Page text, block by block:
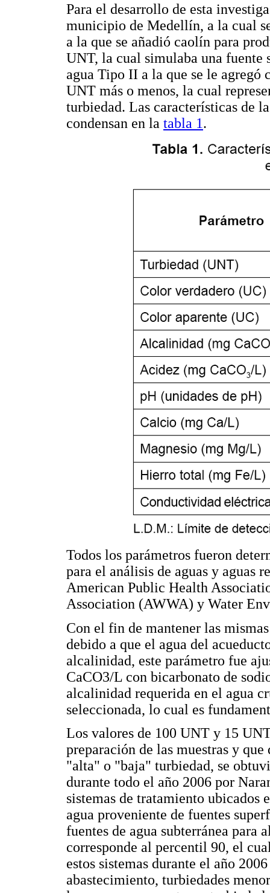
Para el desarrollo de esta
municipio de Medellín, a la cual
a la que se añadió caolín para
UNT, la cual simulaba una
agua Tipo II a la que se le agregó
UNT más o menos, la cual
turbiedad. Las características de
condensan en la tabla 1.
Todos los parámetros fueron
para el análisis de aguas y aguas
American Public Health
Association (AWWA) y Water
Con el fin de mantener las
debido a que el agua del
alcalinidad, este parámetro fue
CaCO3/L con bicarbonato de
alcalinidad requerida en el agua
seleccionada, lo cual es
Los valores de 100 UNT y 15
preparación de las muestras y
"alta" o "baja" turbiedad, se
durante todo el año 2006 por
sistemas de tratamiento ubicados
agua proveniente de fuentes
fuentes de agua subterránea para
corresponde al percentil 90, el
estos sistemas durante el año
abastecimiento, turbiedades